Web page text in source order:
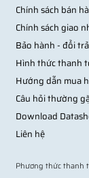
Chính sách bán
Chính sách giao
Bảo hành - đổi
Hình thức thanh
Hướng dẫn mua
Câu hỏi thường
Download
Liên hệ
Phương thức thanh